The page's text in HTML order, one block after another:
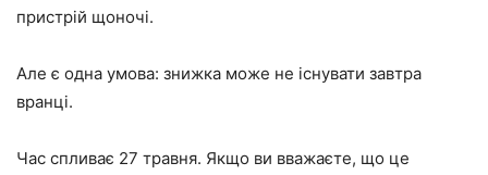
пристрій щоночі.
Але є одна умова: знижка може не існувати завтра
вранці.
Час спливає 27 травня. Якщо ви вважаєте, що це